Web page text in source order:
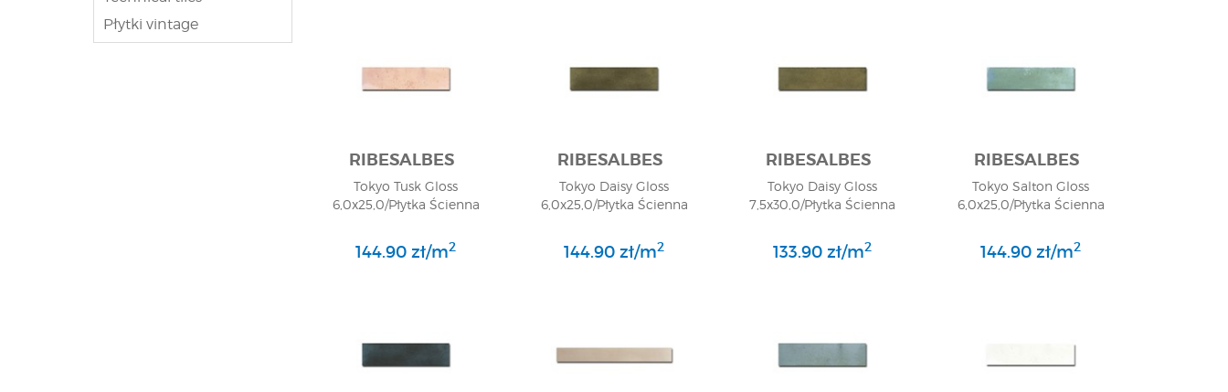
Płytki vintage
RIBESALBES
Tokyo Tusk Gloss
6,0x25,0/Płytka Ścienna
144.90 zł/m2
RIBESALBES
Tokyo Daisy Gloss
6,0x25,0/Płytka Ścienna
144.90 zł/m2
RIBESALBES
Tokyo Daisy Gloss
7,5x30,0/Płytka Ścienna
133.90 zł/m2
RIBESALBES
Tokyo Salton Gloss
6,0x25,0/Płytka Ścienna
144.90 zł/m2